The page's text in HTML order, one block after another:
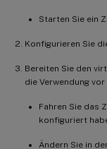
Starten Sie ein
Konfigurieren Sie
Bereiten Sie den
die Verwendung vor
Fahren Sie das
konfiguriert
Ändern Sie in